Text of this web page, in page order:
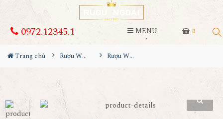
0
0972.12345.1 MENU
Trang chủ Rượu Whisky Rượu Whisky Singleton 15 Năm